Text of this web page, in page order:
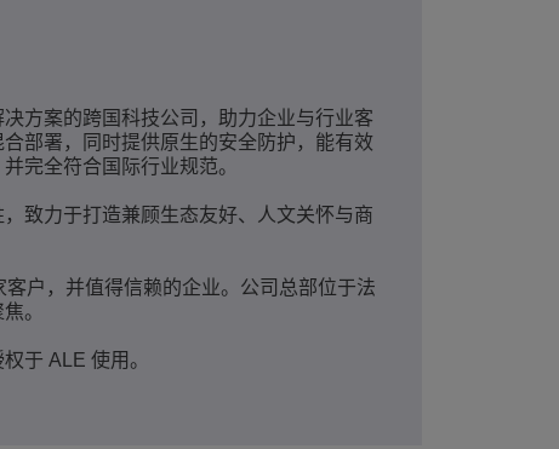
方案的跨国科技公司，助力企业与行业客
部署，同时提供原生的安全防护，能有效
完全符合国际行业规范。
致力于打造兼顾生态友好、人文关怀与商
户，并值得信赖的企业。公司总部位于法
。
于 ALE 使用。